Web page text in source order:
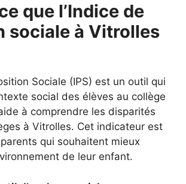
que l’Indice de
sociale à Vitrolles
Sociale (IPS) est un outil qui
social des élèves au collège
à comprendre les disparités
à Vitrolles. Cet indicateur est
qui souhaitent mieux
de leur enfant.